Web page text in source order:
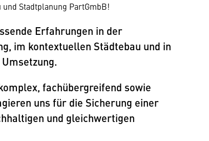
und Stadtplanung PartGmbB!
Erfahrungen in der
im kontextuellen Städtebau und in
fachübergreifend sowie
uns für die Sicherung einer
und gleichwertigen